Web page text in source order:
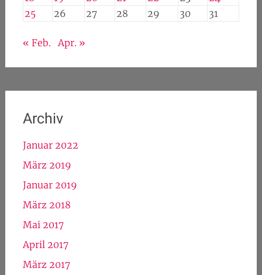
25
26 27 28 29 30 31
« Feb. Apr. »
Archiv
Januar 2022
März 2019
Januar 2019
März 2018
Mai 2017
April 2017
März 2017